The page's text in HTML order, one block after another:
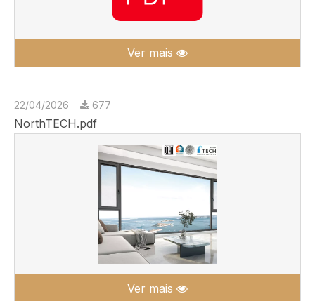
Ver mais
22/04/2026 677
NorthTECH.pdf
Ver mais